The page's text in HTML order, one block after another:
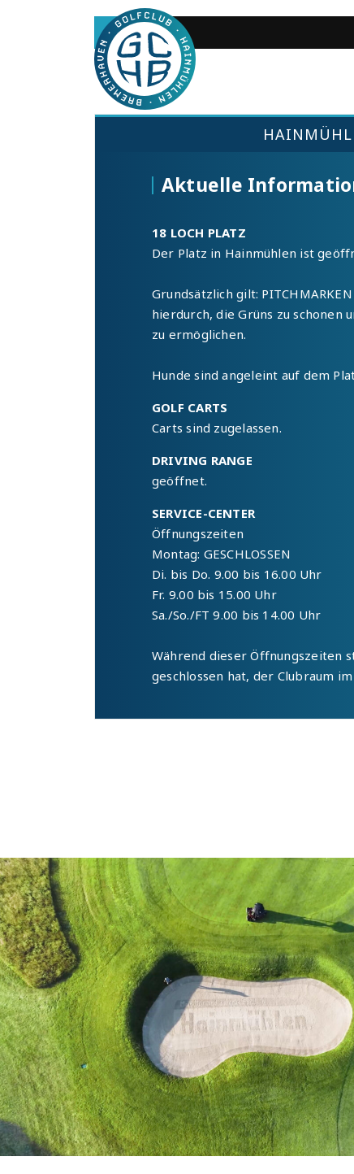
AKTION:
Aktuelle
18 LOCH PLATZ
Der Platz in Hainmühlen ist
Grundsätzlich gilt:
hierdurch, die Grüns zu schonen
zu ermöglichen.
Hunde sind angeleint auf dem
GOLF CARTS
Carts sind zugelassen.
DRIVING RANGE
geöffnet.
SERVICE-CENTER
Öffnungszeiten
Montag: GESCHLOSSEN
Di. bis Do. 9.00 bis 16.00 Uhr
Fr. 9.00 bis 15.00 Uhr
Sa./So./FT 9.00 bis 14.00 Uhr
Während dieser Öffnungszeiten
geschlossen hat, der Clubraum